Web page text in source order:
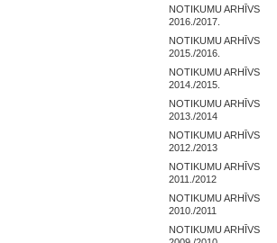
NOTIKUMU ARHĪVS
2016./2017.
NOTIKUMU ARHĪVS
2015./2016.
NOTIKUMU ARHĪVS
2014./2015.
NOTIKUMU ARHĪVS
2013./2014
NOTIKUMU ARHĪVS
2012./2013
NOTIKUMU ARHĪVS
2011./2012
NOTIKUMU ARHĪVS
2010./2011
NOTIKUMU ARHĪVS